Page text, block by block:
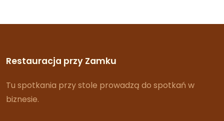
Restauracja przy Zamku
Tu spotkania przy stole prowadzą do spotkań w
biznesie.